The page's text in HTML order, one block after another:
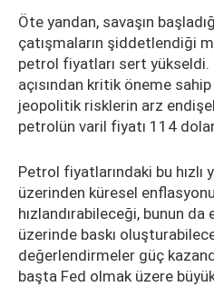
Öte yandan, savaşın
çatışmaların şiddetlendiği
petrol fiyatları sert yükseldi.
açısından kritik öneme
jeopolitik risklerin arz
petrolün varil fiyatı 114
Petrol fiyatlarındaki bu hızlı
üzerinden küresel
hızlandırabileceği, bunun
üzerinde baskı
değerlendirmeler güç
başta Fed olmak üzere